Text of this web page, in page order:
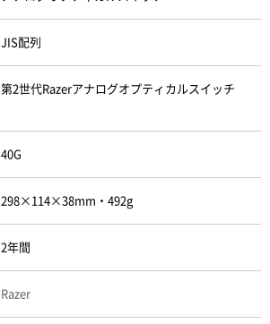
JIS配列
第2世代Razerアナログオプティカルスイッチ
40G
298×114×38mm・492g
2年間
Razer